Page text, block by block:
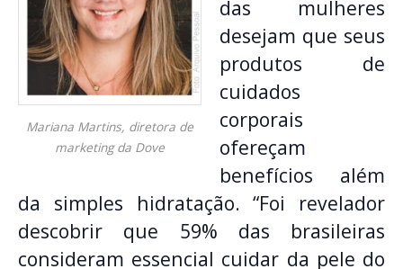
Mariana Martins, diretora de
marketing da Dove
das mulheres
desejam que seus
produtos de
cuidados
corporais
ofereçam
benefícios além
da simples hidratação. “Foi revelador
descobrir que 59% das brasileiras
consideram essencial cuidar da pele do